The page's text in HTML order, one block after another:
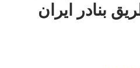
بنادر ایران